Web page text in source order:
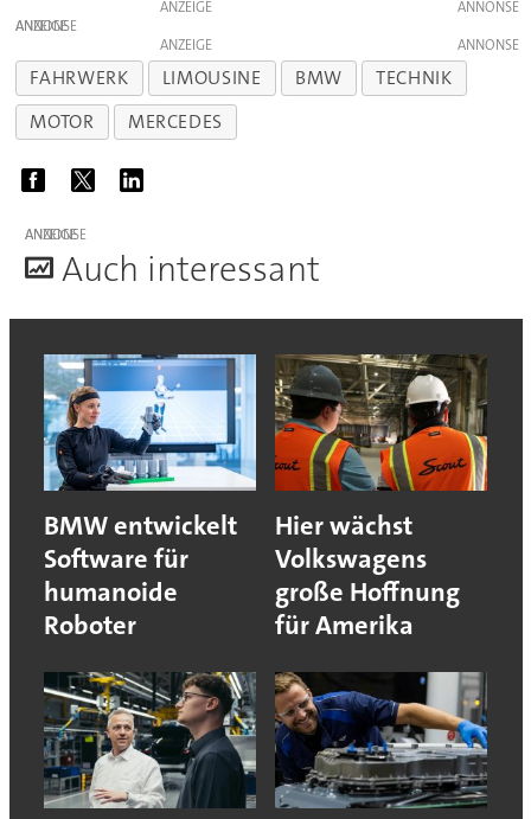
ANZEIGE
ANZEIGE
ANZEIGE
FAHRWERK LIMOUSINE BMW
TECHNIK
MOTOR
MERCEDES
ANZEIGE
Auch interessant
BMW entwickelt
Software für
humanoide
Roboter
Hier wächst
Volkswagens
große Hoffnung
für Amerika